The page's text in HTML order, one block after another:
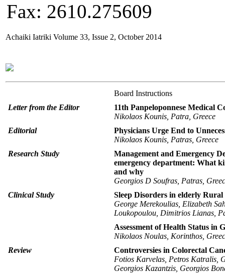
Fax: 2610.275609
Αchaiki Iatriki Volume 33, Issue 2, October 2014
Board Instructions
Letter from the Editor
11th Panpeloponnese Medical
Nikolaos Kounis, Patra, Greece
Editorial
Physicians Urge End to
Nikolaos Kounis, Patras, Greece
Research Study
Management and Emergency
emergency department: What
and why
Georgios D Soufras, Patras,
Clinical Study
Sleep Disorders in elderly
George Merekoulias, Elizabeth
Loukopoulou, Dimitrios Lianas,
Assessment of Health Status in
Nikolaos Noulas, Korinthos,
Review
Controversies in Colorectal
Fotios Karvelas, Petros Katralis,
Georgios Kazantzis, Georgios